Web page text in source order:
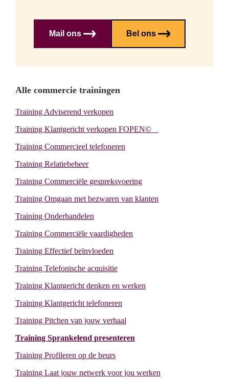
Mail ons Bel ons
Primary
Sidebar
Alle commercie trainingen
Training Adviserend verkopen
Training Klantgericht verkopen FOPEN©
Training Commercieel telefoneren
Training Relatiebeheer
Training Commerciële gespreksvoering
Training Omgaan met bezwaren van klanten
Training Onderhandelen
Training Commerciële vaardigheden
Training Effectief beïnvloeden
Training Telefonische acquisitie
Training Klantgericht denken en werken
Training Klantgericht telefoneren
Training Pitchen van jouw verhaal
Training Sprankelend presenteren
Training Profileren op de beurs
Training Laat jouw netwerk voor jou werken